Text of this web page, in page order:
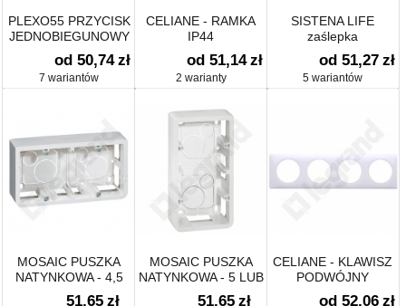
PLEXO55 PRZYCISK
JEDNOBIEGUNOWY
od 50,74 zł
7 wariantów
CELIANE - RAMKA
IP44
od 51,14 zł
2 warianty
SISTENA LIFE
zaślepka
od 51,27 zł
5 wariantów
MOSAIC PUSZKA
NATYNKOWA - 4,5
LUB 2X2 MODUŁY
51,65 zł
MOSAIC PUSZKA
NATYNKOWA - 5 LUB
2X2 MODUŁY
51,65 zł
CELIANE - KLAWISZ
PODWÓJNY
PODŚWIETLANY
od 52,06 zł